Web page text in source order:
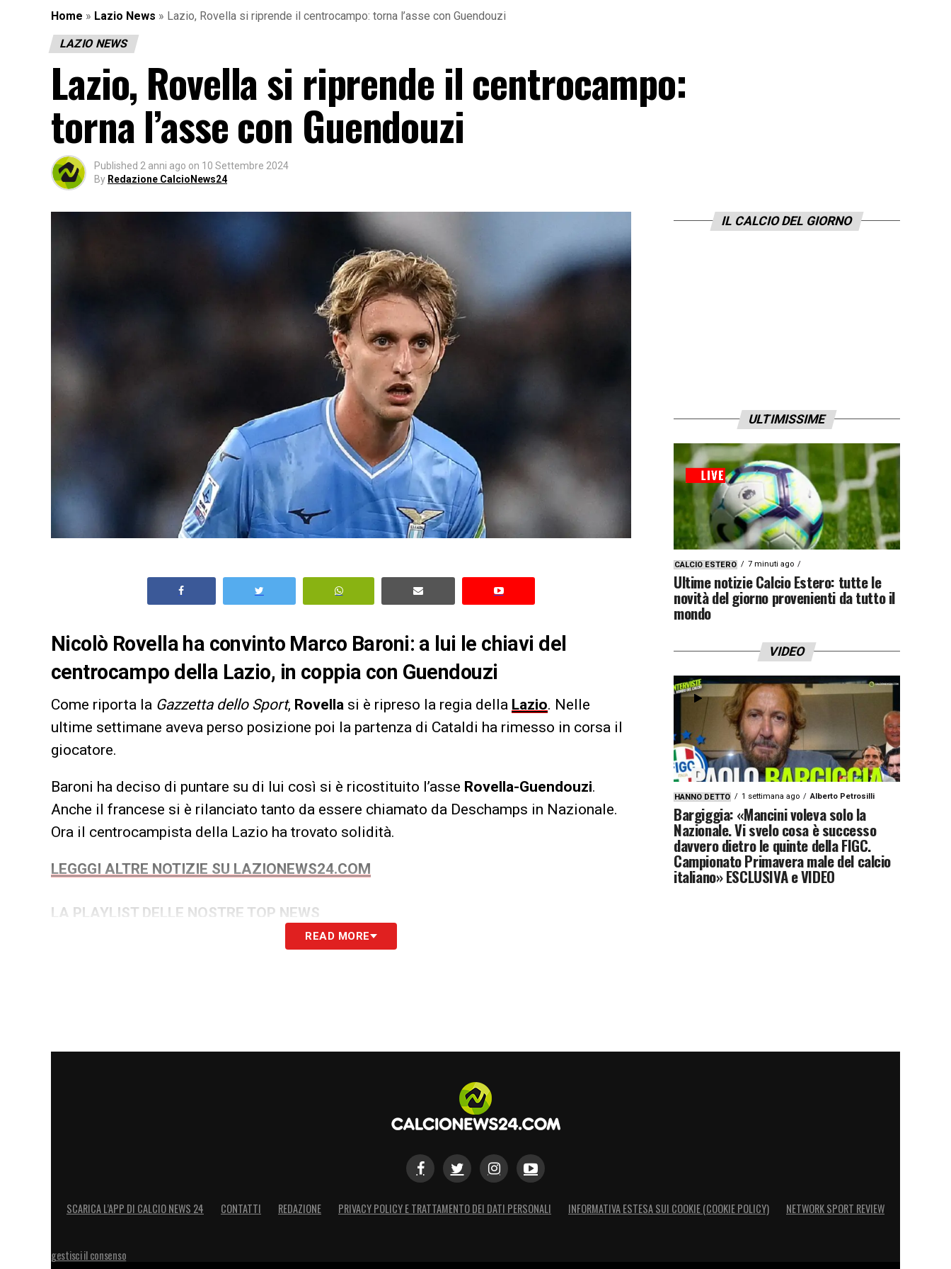
Home » Lazio News » Lazio, Rovella si riprende il centrocampo: torna l’asse con Guendouzi
LAZIO NEWS
Lazio, Rovella si riprende il centrocampo:
torna l’asse con Guendouzi
Published 2 anni ago on 10 Settembre 2024
By Redazione CalcioNews24
Nicolò Rovella ha convinto Marco Baroni: a lui le chiavi del
centrocampo della Lazio, in coppia con Guendouzi
Come riporta la Gazzetta dello Sport, Rovella si è ripreso la regia della Lazio. Nelle
ultime settimane aveva perso posizione poi la partenza di Cataldi ha rimesso in corsa il
giocatore.
Baroni ha deciso di puntare su di lui così si è ricostituito l’asse Rovella-Guendouzi.
Anche il francese si è rilanciato tanto da essere chiamato da Deschamps in Nazionale.
Ora il centrocampista della Lazio ha trovato solidità.
LEGGGI ALTRE NOTIZIE SU LAZIONEWS24.COM
LA PLAYLIST DELLE NOSTRE TOP NEWS
READ MORE
IL CALCIO DEL GIORNO
ULTIMISSIME
CALCIO ESTERO 7 minuti ago
Ultime notizie Calcio Estero: tutte le
novità del giorno provenienti da tutto il
mondo
VIDEO
HANNO DETTO 1 settimana ago Alberto Petrosilli
Bargiggia: «Mancini voleva solo la
Nazionale. Vi svelo cosa è successo
davvero dietro le quinte della FIGC.
Campionato Primavera male del calcio
italiano» ESCLUSIVA e VIDEO
SCARICA L’APP DI CALCIO NEWS 24 CONTATTI REDAZIONE PRIVACY POLICY E TRATTAMENTO DEI DATI PERSONALI INFORMATIVA ESTESA SUI COOKIE (COOKIE POLICY) NETWORK SPORT REVIEW
gestisci il consenso